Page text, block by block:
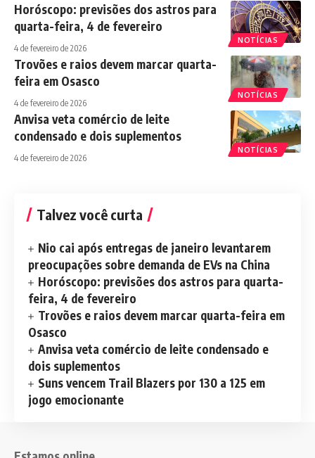
NOTÍCIAS
Horóscopo: previsões dos astros para
quarta-feira, 4 de fevereiro
4 de fevereiro de 2026
NOTÍCIAS
Trovões e raios devem marcar quarta-
feira em Osasco
4 de fevereiro de 2026
NOTÍCIAS
Anvisa veta comércio de leite
condensado e dois suplementos
4 de fevereiro de 2026
Talvez você curta
Nio cai após entregas de janeiro levantarem
preocupações sobre demanda de EVs na China
Horóscopo: previsões dos astros para quarta-
feira, 4 de fevereiro
Trovões e raios devem marcar quarta-feira em
Osasco
Anvisa veta comércio de leite condensado e
dois suplementos
Suns vencem Trail Blazers por 130 a 125 em
jogo emocionante